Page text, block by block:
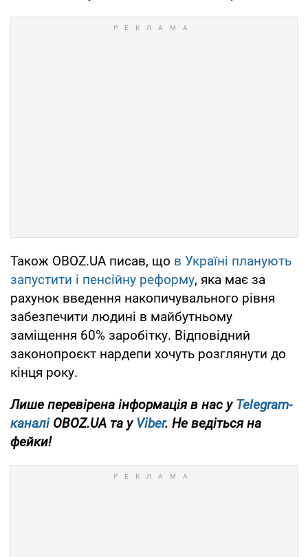
Також OBOZ.UA писав, що в Україні планують
запустити і пенсійну реформу, яка має за
рахунок введення накопичувального рівня
забезпечити людині в майбутньому
заміщення 60% заробітку. Відповідний
законопроєкт нардепи хочуть розглянути до
кінця року.
Лише перевірена інформація в нас уTelegram-
каналіOBOZ.UA та уViber. Не ведіться на
фейки!